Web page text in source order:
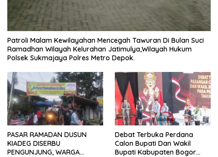
Patroli Malam Kewilayahan Mencegah Tawuran Di Bulan Suci
Ramadhan Wilayah Kelurahan Jatimulya,Wilayah Hukum
Polsek Sukmajaya Polres Metro Depok.
PASAR RAMADAN DUSUN
KIADEG DISERBU
PENGUNJUNG, WARGA
Debat Terbuka Perdana
Calon Bupati Dan Wakil
Bupati Kabupaten Bogor